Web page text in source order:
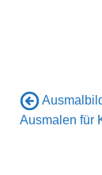
Ausmalen für